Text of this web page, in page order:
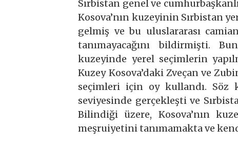
Sırbistan genel ve
Kosova’nın kuzeyinin Sırbistan
gelmiş ve bu uluslararası
tanımayacağını bildirmişti.
kuzeyinde yerel seçimlerin
Kuzey Kosova’daki Zveçan ve
seçimleri için oy kullandı. Söz
seviyesinde gerçekleşti ve
Bilindiği üzere, Kosova’nın
meşruiyetini tanımamakta ve